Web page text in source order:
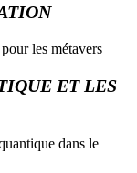
les métavers
ET LES
dans le